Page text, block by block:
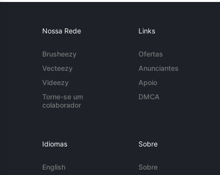
Nossa Rede
Brusheezy
Vecteezy
Videezy
Torne-se um
colaborador
Links
Ofertas
Anunciantes
Apoio
DMCA
Idiomas
English
Sobre
Sobre